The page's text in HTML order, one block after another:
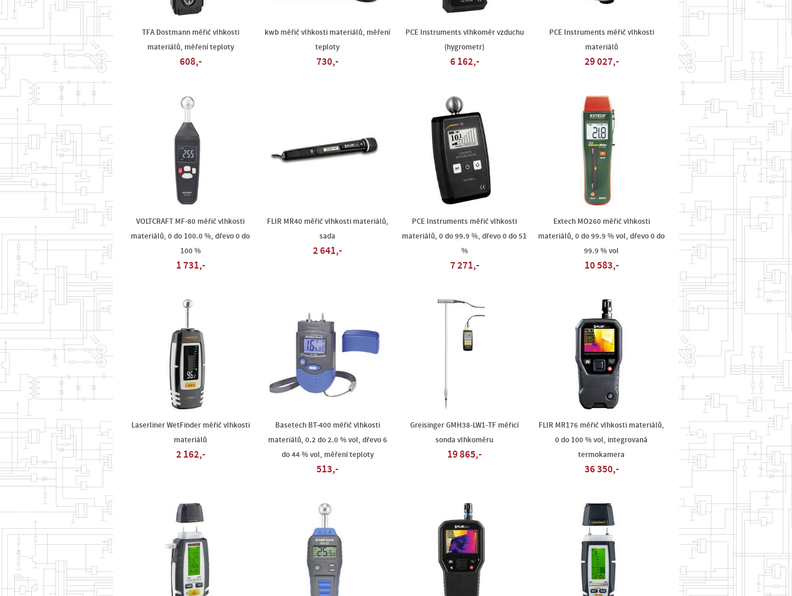
TFA Dostmann měřič vlhkosti
materiálů, měření teploty
608,-
kwb měřič vlhkosti materiálů, měření
teploty
730,-
PCE Instruments vlhkoměr vzduchu
(hygrometr)
6 162,-
PCE Instruments měřič vlhkosti
materiálů
29 027,-
VOLTCRAFT MF-80 měřič vlhkosti
materiálů, 0 do 100.0 %, dřevo 0 do
100 %
1 731,-
FLIR MR40 měřič vlhkosti materiálů,
sada
2 641,-
PCE Instruments měřič vlhkosti
materiálů, 0 do 99.9 %, dřevo 0 do 51
%
7 271,-
Extech MO260 měřič vlhkosti
materiálů, 0 do 99.9 % vol, dřevo 0 do
99.9 % vol
10 583,-
Laserliner WetFinder měřič vlhkosti
materiálů
2 162,-
Basetech BT-400 měřič vlhkosti
materiálů, 0.2 do 2.0 % vol, dřevo 6
do 44 % vol, měření teploty
513,-
Greisinger GMH38-LW1-TF měřicí
sonda vlhkoměru
19 865,-
FLIR MR176 měřič vlhkosti materiálů,
0 do 100 % vol, integrovaná
termokamera
36 350,-